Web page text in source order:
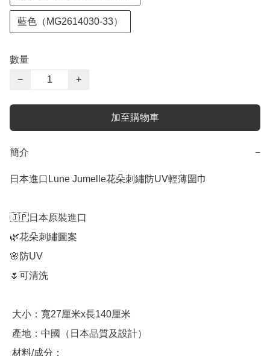
藍色（MG2614030-33）
數量
−
+
加至購物車
簡介 −
日本進口Lune Jumelle花朵刺繡防UV輕薄圍巾
🇯🇵日本原裝進口
🌿花朵刺繡圖案
🌸防UV
🌷可清洗